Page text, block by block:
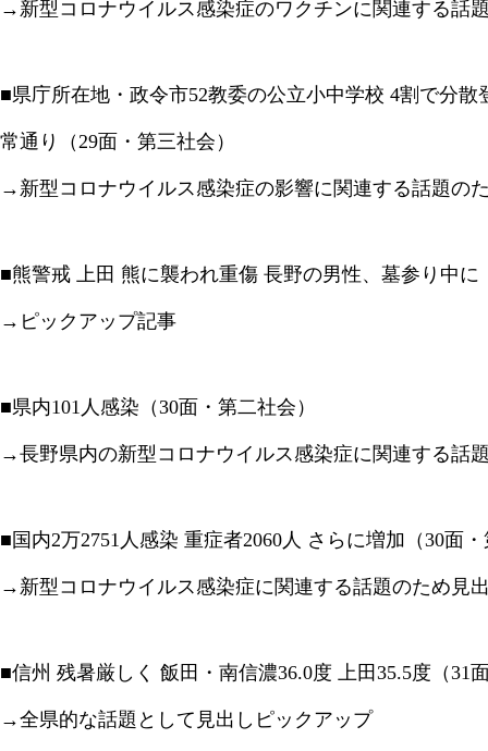
→新型コロナウイルス感染症のワクチンに関連する話
■県庁所在地・政令市52教委の公立小中学校 4割で分
常通り（29面・第三社会）
→新型コロナウイルス感染症の影響に関連する話題の
■熊警戒 上田 熊に襲われ重傷 長野の男性、墓参り中に
→ピックアップ記事
■県内101人感染（30面・第二社会）
→長野県内の新型コロナウイルス感染症に関連する話
■国内2万2751人感染 重症者2060人 さらに増加（30面
→新型コロナウイルス感染症に関連する話題のため見
■信州 残暑厳しく 飯田・南信濃36.0度 上田35.5度（31
→全県的な話題として見出しピックアップ